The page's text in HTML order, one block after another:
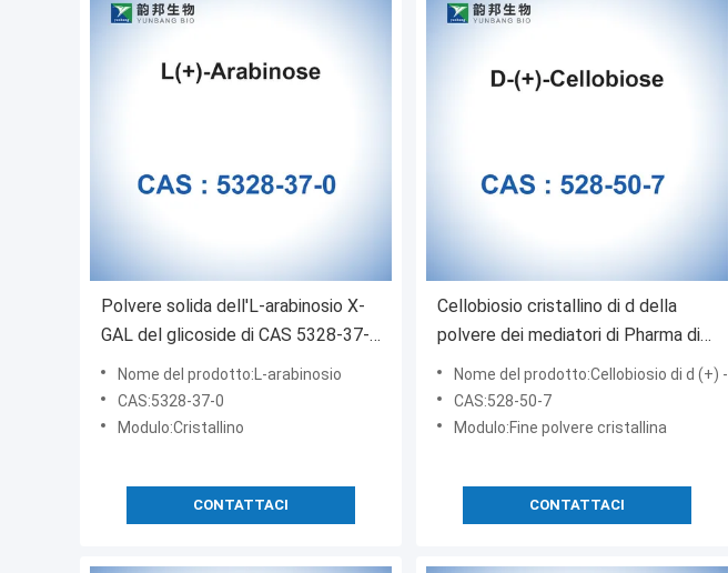
Polvere solida dell'L-arabinosio X-
GAL del glicoside di CAS 5328-37-0
per i dolcificanti
Nome del prodotto:L-arabinosio
CAS:5328-37-0
Modulo:Cristallino
CONTATTACI
Cellobiosio cristallino di d della
polvere dei mediatori di Pharma di
CAS 528-50-7 (+) -
Nome del prodotto:Cellobiosio di d (+) -
CAS:528-50-7
Modulo:Fine polvere cristallina
CONTATTACI